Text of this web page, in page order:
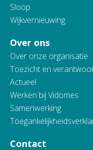
Sloop
Wijkvernieuwing
Over ons
Over onze organisatie
Toezicht en
Actueel
Werken bij Vidomes
Samenwerking
Contact